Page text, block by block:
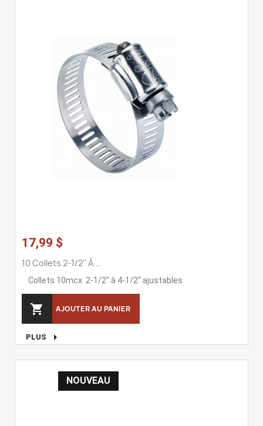
17,99 $
10 Collets 2-1/2'' À...
Collets 10mcx 2-1/2'' à 4-1/2'' ajustables
 AJOUTER AU PANIER
PLUS 
NOUVEAU